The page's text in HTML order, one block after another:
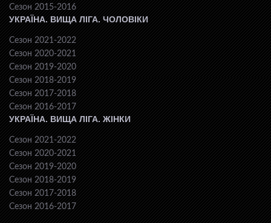
Сезон 2015-2016
УКРАЇНА. ВИЩА ЛІГА. ЧОЛОВІКИ
Сезон 2021-2022
Сезон 2020-2021
Сезон 2019-2020
Сезон 2018-2019
Сезон 2017-2018
Сезон 2016-2017
УКРАЇНА. ВИЩА ЛІГА. ЖІНКИ
Сезон 2021-2022
Сезон 2020-2021
Сезон 2019-2020
Сезон 2018-2019
Сезон 2017-2018
Сезон 2016-2017